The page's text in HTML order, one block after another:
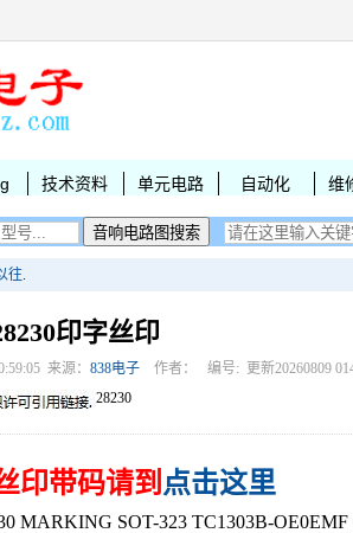
技术资料 单元电路 自动化 维
往.
印字丝印
来源： 838电子 作者： 编号: 更新20260809
28230
印带码请到 点击这里
MARKING SOT-323 TC1303B-